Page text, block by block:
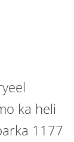
ka heli
1177